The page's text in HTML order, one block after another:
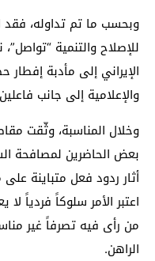
وبحسب ما تم تداوله،
للإصلاح والتنمية
الإيراني إلى مأدبة
والإعلامية إلى جانب
وخلال المناسبة، وثّقت
بعض الحاضرين لمصافحة
أثار ردود فعل متباينة
اعتبر الأمر سلوكاً فردياً
من رأى فيه تصرفاً غير
الراهن.